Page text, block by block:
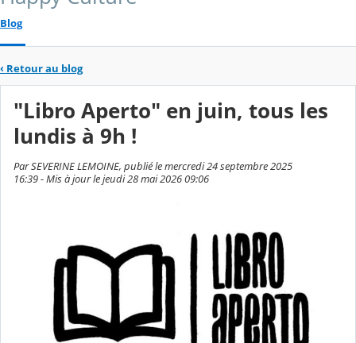
Blog
‹ Retour au blog
"Libro Aperto" en juin, tous les
lundis à 9h !
Par SEVERINE LEMOINE, publié le mercredi 24 septembre 2025
16:39 - Mis à jour le jeudi 28 mai 2026 09:06